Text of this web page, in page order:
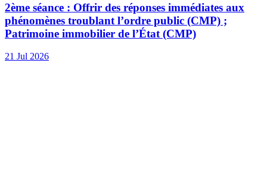
2ème séance : Offrir des réponses immédiates aux
phénomènes troublant l’ordre public (CMP) ;
Patrimoine immobilier de l’État (CMP)
21 Jul 2026